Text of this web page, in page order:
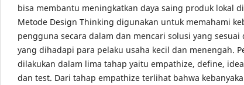
bisa membantu meningkatkan daya saing produk lokal
Metode Design Thinking digunakan untuk memahami
pengguna secara dalam dan mencari solusi yang sesuai
yang dihadapi para pelaku usaha kecil dan menengah.
dilakukan dalam lima tahap yaitu empathize, define,
dan test. Dari tahap empathize terlihat bahwa